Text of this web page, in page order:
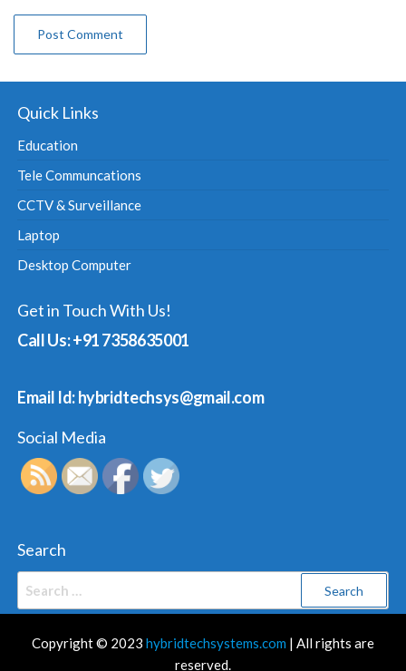
Quick Links
Education
Tele Communcations
CCTV & Surveillance
Laptop
Desktop Computer
Get in Touch With Us!
Call Us: +91 7358635001
Email Id: hybridtechsys@gmail.com
Social Media
Search
Copyright © 2023 hybridtechsystems.com | All rights are
reserved.